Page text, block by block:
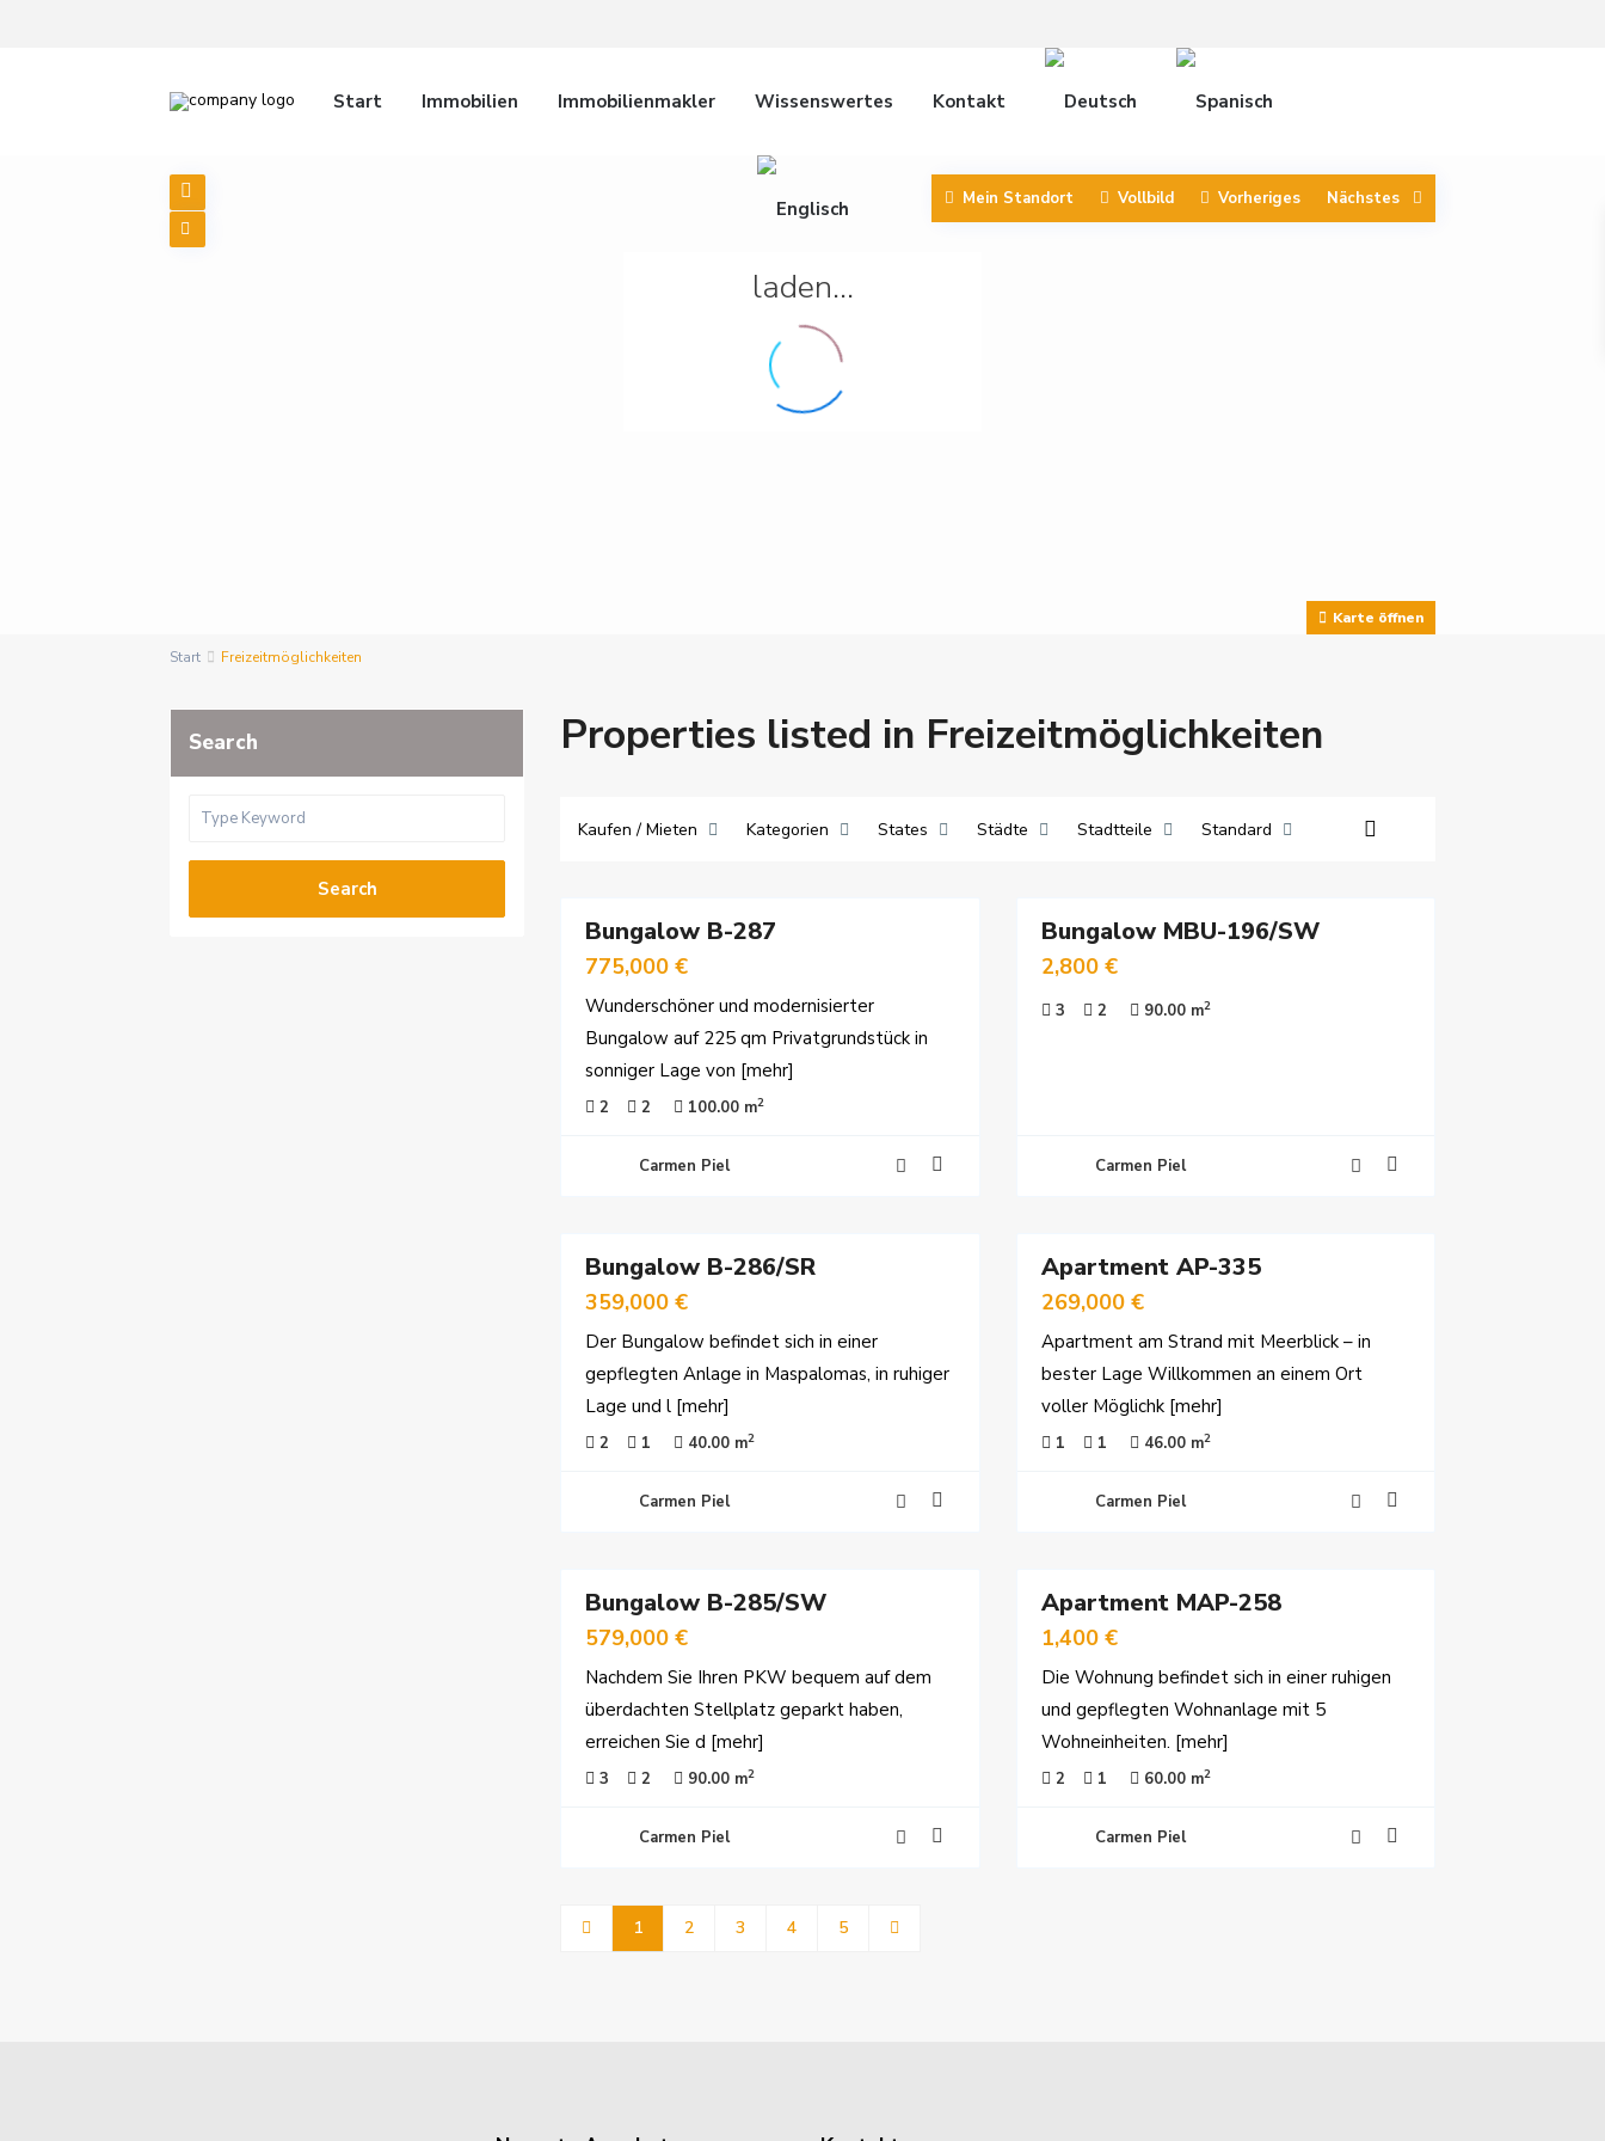
Start Immobilien Immobilienmakler Wissenswertes Kontakt
laden...
Karte öffnen
Mein Standort Vollbild Vorheriges Nächstes
Start Freizeitmöglichkeiten
Properties listed in Freizeitmöglichkeiten
Kaufen / Mieten Kategorien States Städte Stadtteile Standard
Bungalow B-287
775,000 €
Wunderschöner und modernisierter
Bungalow auf 225 qm Privatgrundstück in
sonniger Lage von [mehr]
2 2 100.00 m2
Carmen Piel
Bungalow MBU-196/SW
2,800 €
3 2 90.00 m2
Carmen Piel
Bungalow B-286/SR
359,000 €
Der Bungalow befindet sich in einer
gepflegten Anlage in Maspalomas, in ruhiger
Lage und l [mehr]
2 1 40.00 m2
Carmen Piel
Apartment AP-335
269,000 €
Apartment am Strand mit Meerblick – in
bester Lage Willkommen an einem Ort
voller Möglichk [mehr]
1 1 46.00 m2
Carmen Piel
Bungalow B-285/SW
579,000 €
Nachdem Sie Ihren PKW bequem auf dem
überdachten Stellplatz geparkt haben,
erreichen Sie d [mehr]
3 2 90.00 m2
Carmen Piel
Apartment MAP-258
1,400 €
Die Wohnung befindet sich in einer ruhigen
und gepflegten Wohnanlage mit 5
Wohneinheiten. [mehr]
2 1 60.00 m2
Carmen Piel
1 2 3 4 5
Search
Search